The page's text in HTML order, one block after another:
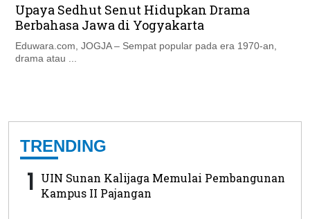
Upaya Sedhut Senut Hidupkan Drama
Berbahasa Jawa di Yogyakarta
Eduwara.com, JOGJA – Sempat popular pada era 1970-an,
drama atau ...
TRENDING
1 UIN Sunan Kalijaga Memulai Pembangunan
Kampus II Pajangan